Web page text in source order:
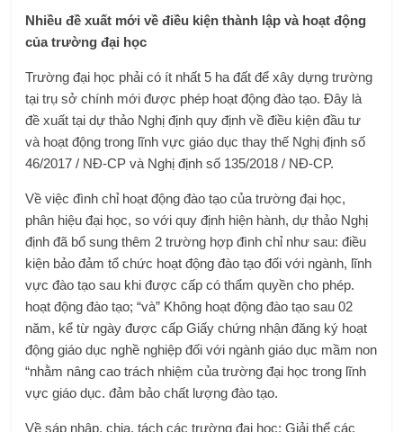
Nhiều đề xuất mới về điều kiện thành lập và hoạt động
của trường đại học
Trường đại học phải có ít nhất 5 ha đất để xây dựng trường
tại trụ sở chính mới được phép hoạt động đào tạo.Đây là
đề xuất tại dự thảo Nghị định quy định về điều kiện đầu tư
và hoạt động trong lĩnh vực giáo dục thay thế Nghị định số
46/2017 / NĐ-CP và Nghị định số 135/2018 / NĐ-CP.
Về việc đình chỉ hoạt động đào tạo của trường đại học,
phân hiệu đại học, so với quy định hiện hành, dự thảo Nghị
định đã bổ sung thêm 2 trường hợp đình chỉ như sau: điều
kiện bảo đảm tổ chức hoạt động đào tạo đối với ngành, lĩnh
vực đào tạo sau khi được cấp có thẩm quyền cho phép.
hoạt động đào tạo; “và” Không hoạt động đào tạo sau 02
năm, kể từ ngày được cấp Giấy chứng nhận đăng ký hoạt
động giáo dục nghề nghiệp đối với ngành giáo dục mầm non
“nhằm nâng cao trách nhiệm của trường đại học trong lĩnh
vực giáo dục. đảm bảo chất lượng đào tạo.
Về sáp nhập, chia, tách các trường đại học; Giải thể các